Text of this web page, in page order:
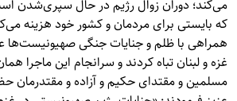
می‌کند؛ دوران زوال رژیم در حال سپری‌شدن
که بایستی برای مردمان و کشور خود هزینه
همراهی با ظلم و جنایات جنگی صهیونیست‌ها
غزه و لبنان تباه کردند و سرانجام این ماجرا
مسلمین و مقتدای حکیم و آزاده و مقتدرمان